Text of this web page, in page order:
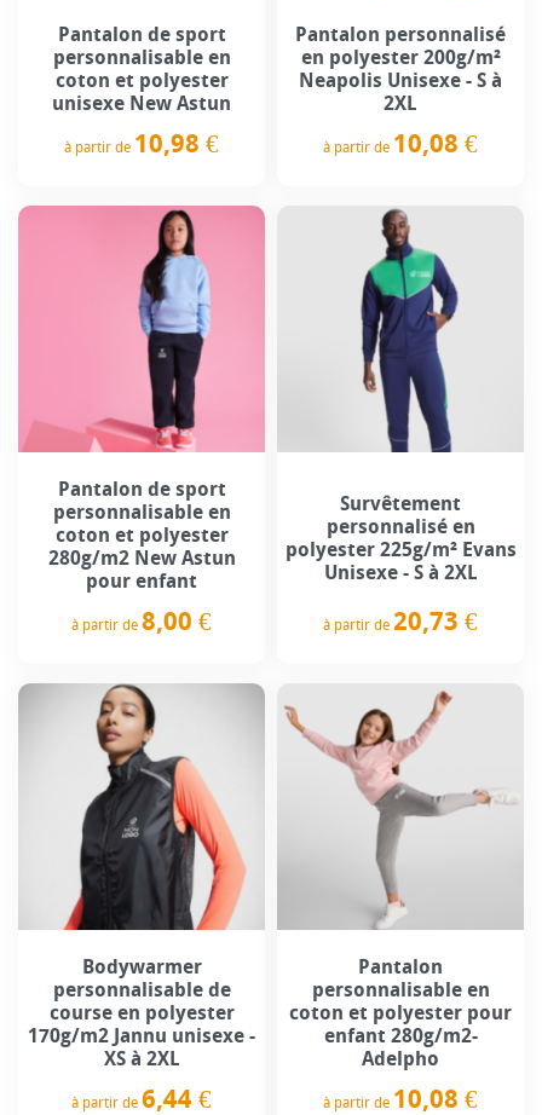
Pantalon de sport
personnalisable en
coton et polyester
unisexe New Astun
à partir de 10,98 €
Pantalon personnalisé
en polyester 200g/m²
Neapolis Unisexe - S à
2XL
à partir de 10,08 €
Pantalon de sport
personnalisable en
coton et polyester
280g/m2 New Astun
pour enfant
à partir de 8,00 €
Survêtement
personnalisé en
polyester 225g/m² Evans
Unisexe - S à 2XL
à partir de 20,73 €
Bodywarmer
personnalisable de
course en polyester
170g/m2 Jannu unisexe -
XS à 2XL
à partir de 6,44 €
Pantalon
personnalisable en
coton et polyester pour
enfant 280g/m2-
Adelpho
à partir de 10,08 €